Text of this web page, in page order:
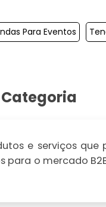
Para Eventos
e serviços que
o mercado